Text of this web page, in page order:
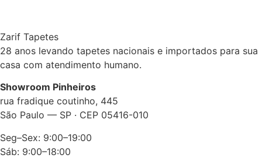
Zarif Tapetes
28 anos levando tapetes nacionais e importados para sua
casa com atendimento humano.
Showroom Pinheiros
rua fradique coutinho, 445
São Paulo — SP · CEP 05416-010
Seg–Sex: 9:00–19:00
Sáb: 9:00–18:00